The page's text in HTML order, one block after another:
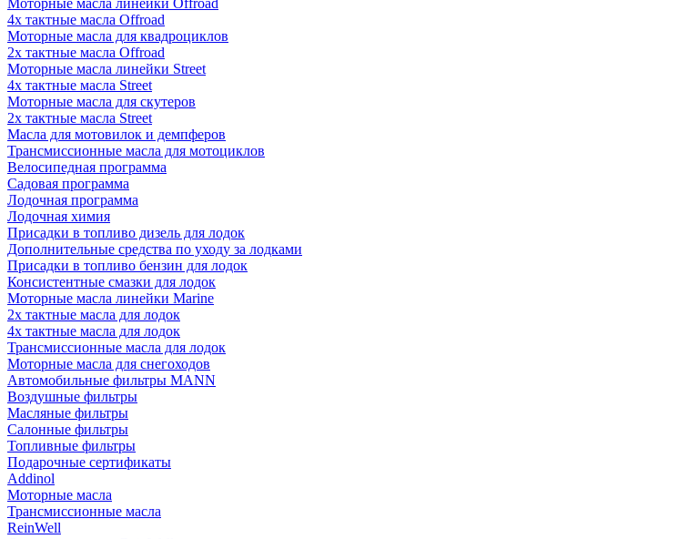
Моторные масла линейки Offroad
4х тактные масла Offroad
Моторные масла для квадроциклов
2х тактные масла Offroad
Моторные масла линейки Street
4х тактные масла Street
Моторные масла для скутеров
2х тактные масла Street
Масла для мотовилок и демпферов
Трансмиссионные масла для мотоциклов
Велосипедная программа
Садовая программа
Лодочная программа
Лодочная химия
Присадки в топливо дизель для лодок
Дополнительные средства по уходу за лодками
Присадки в топливо бензин для лодок
Консистентные смазки для лодок
Моторные масла линейки Marine
2х тактные масла для лодок
4х тактные масла для лодок
Трансмиссионные масла для лодок
Моторные масла для снегоходов
Автомобильные фильтры MANN
Воздушные фильтры
Масляные фильтры
Салонные фильтры
Топливные фильтры
Подарочные сертификаты
Addinol
Моторные масла
Трансмиссионные масла
ReinWell